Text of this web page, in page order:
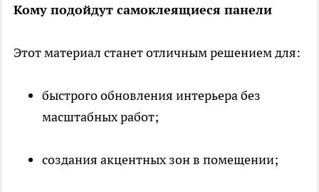
Кому подойдут самоклеящиеся панели
Этот материал станет отличным решением для:
быстрого обновления интерьера без
масштабных работ;
создания акцентных зон в помещении;